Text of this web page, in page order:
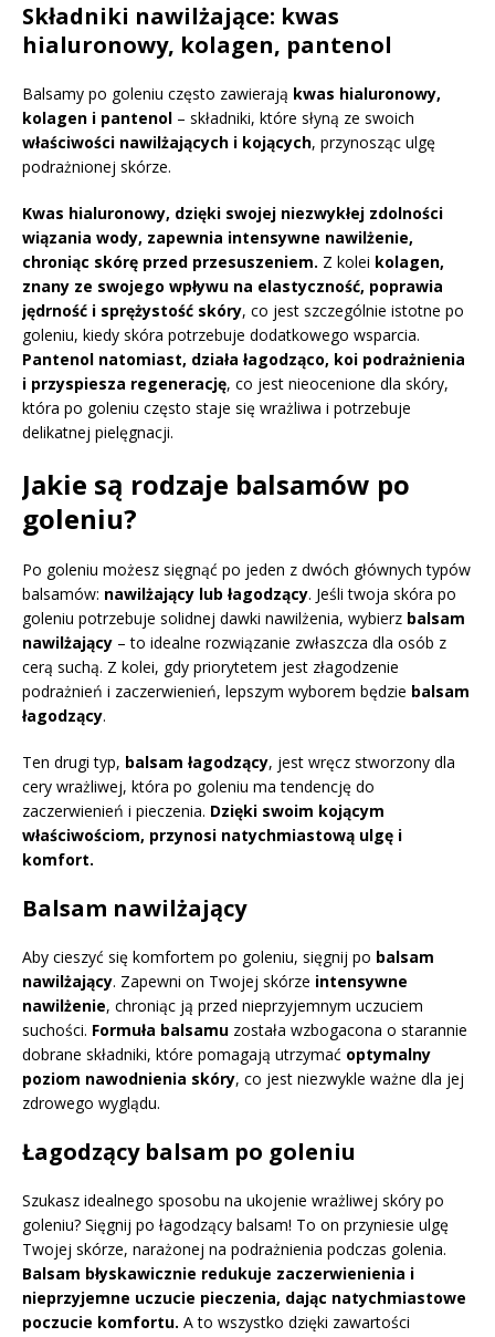
Składniki nawilżające: kwas
hialuronowy, kolagen, pantenol
Balsamy po goleniu często zawierają kwas hialuronowy,
kolagen i pantenol – składniki, które słyną ze swoich
właściwości nawilżających i kojących, przynosząc ulgę
podrażnionej skórze.
Kwas hialuronowy, dzięki swojej niezwykłej zdolności
wiązania wody, zapewnia intensywne nawilżenie,
chroniąc skórę przed przesuszeniem. Z kolei kolagen,
znany ze swojego wpływu na elastyczność, poprawia
jędrność i sprężystość skóry, co jest szczególnie istotne po
goleniu, kiedy skóra potrzebuje dodatkowego wsparcia.
Pantenol natomiast, działa łagodząco, koi podrażnienia
i przyspiesza regenerację, co jest nieocenione dla skóry,
która po goleniu często staje się wrażliwa i potrzebuje
delikatnej pielęgnacji.
Jakie są rodzaje balsamów po
goleniu?
Po goleniu możesz sięgnąć po jeden z dwóch głównych typów
balsamów: nawilżający lub łagodzący. Jeśli twoja skóra po
goleniu potrzebuje solidnej dawki nawilżenia, wybierz balsam
nawilżający – to idealne rozwiązanie zwłaszcza dla osób z
cerą suchą. Z kolei, gdy priorytetem jest złagodzenie
podrażnień i zaczerwienień, lepszym wyborem będzie balsam
łagodzący.
Ten drugi typ, balsam łagodzący, jest wręcz stworzony dla
cery wrażliwej, która po goleniu ma tendencję do
zaczerwienień i pieczenia. Dzięki swoim kojącym
właściwościom, przynosi natychmiastową ulgę i
komfort.
Balsam nawilżający
Aby cieszyć się komfortem po goleniu, sięgnij po balsam
nawilżający. Zapewni on Twojej skórze intensywne
nawilżenie, chroniąc ją przed nieprzyjemnym uczuciem
suchości. Formuła balsamu została wzbogacona o starannie
dobrane składniki, które pomagają utrzymać optymalny
poziom nawodnienia skóry, co jest niezwykle ważne dla jej
zdrowego wyglądu.
Łagodzący balsam po goleniu
Szukasz idealnego sposobu na ukojenie wrażliwej skóry po
goleniu? Sięgnij po łagodzący balsam! To on przyniesie ulgę
Twojej skórze, narażonej na podrażnienia podczas golenia.
Balsam błyskawicznie redukuje zaczerwienienia i
nieprzyjemne uczucie pieczenia, dając natychmiastowe
poczucie komfortu. A to wszystko dzięki zawartości